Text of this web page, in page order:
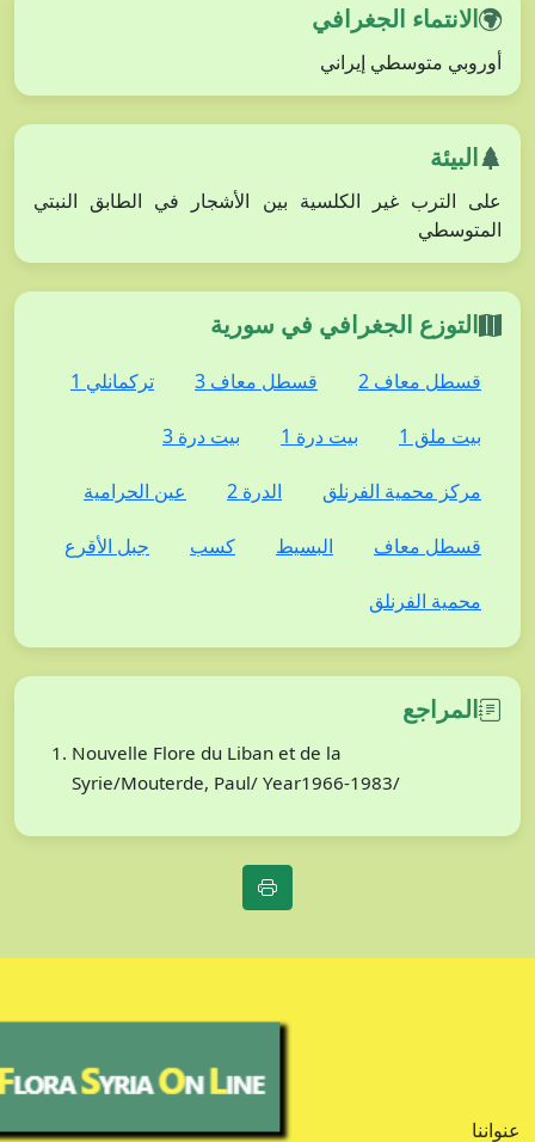
الانتماء الجغرافي
أوروبي متوسطي إيراني
البيئة
على الترب غير الكلسية بين الأشجار في الطابق النبتي
المتوسطي
التوزع الجغرافي في سورية
قسطل معاف 2 قسطل معاف 3 تركمانلي 1
بيت ملق 1 بيت درة 1 بيت درة 3
مركز محمية الفرنلق الدرة 2 عين الحرامية
قسطل معاف البسيط كسب جبل الأقرع
محمية الفرنلق
المراجع
Nouvelle Flore du Liban et de la
Syrie/Mouterde, Paul/ Year1966-1983/
عنواننا